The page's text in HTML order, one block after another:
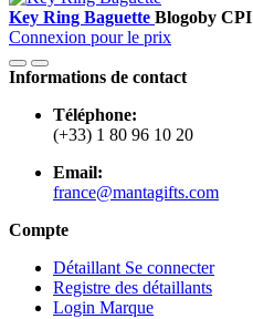
Key Ring Baguette Blogoby CPI
Connexion pour le prix
Informations de contact
Téléphone:
(+33) 1 80 96 10 20
Email:
france@mantagifts.com
Compte
Détaillant Se connecter
Registre des détaillants
Login Marque